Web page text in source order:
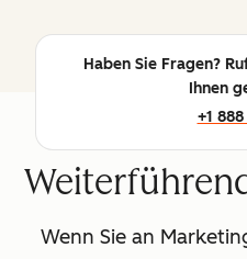
Haben Sie Fragen?
Ihnen
+1
Wenn Sie an